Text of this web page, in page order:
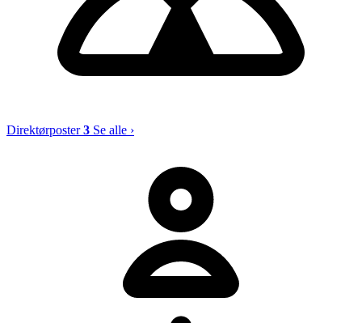
Direktørposter3 Se alle ›